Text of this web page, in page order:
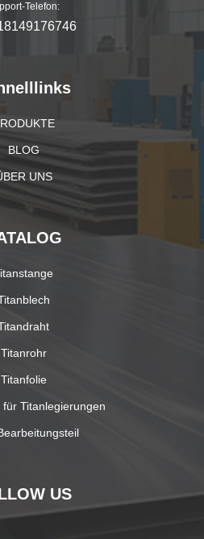
Telefon:
BLOG
UNS
Titanrohr
Titanfolie
Titanlegierungen
US